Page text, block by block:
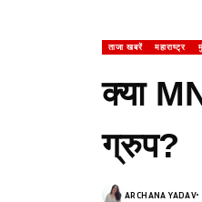
ताजा खबरें महाराष्ट्र
क्या
ग्रुप?
ARCHANA YADAV